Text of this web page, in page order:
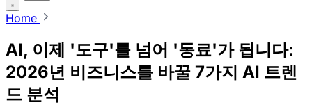
Home
AI, 이제 '도구'를 넘어 '동료'가 됩니다:
2026년 비즈니스를 바꿀 7가지 AI 트렌
드 분석